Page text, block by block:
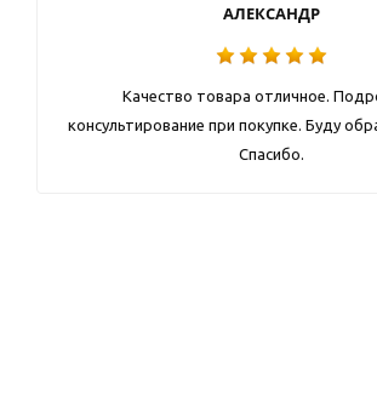
АЛЕКСАНДР
Качество товара отличное.
консультирование при покупке. Буду
Спасибо.